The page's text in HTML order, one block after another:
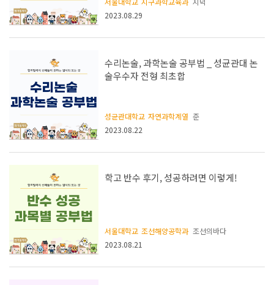
2023.08.29
수리논술, 과학논술 공부법 _ 성균관대 논
술우수자 전형 최초합
성균관대학교 자연과학계열 준
2023.08.22
학고 반수 후기, 성공하려면 이렇게!
서울대학교 조선해양공학과 조선의바다
2023.08.21